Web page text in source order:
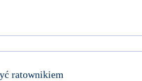
ratownikiem